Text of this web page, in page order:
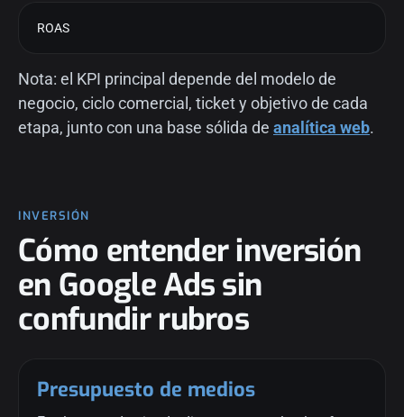
ROAS
Nota: el KPI principal depende del modelo de
negocio, ciclo comercial, ticket y objetivo de cada
etapa, junto con una base sólida de analítica web.
INVERSIÓN
Cómo entender inversión
en Google Ads sin
confundir rubros
Presupuesto de medios